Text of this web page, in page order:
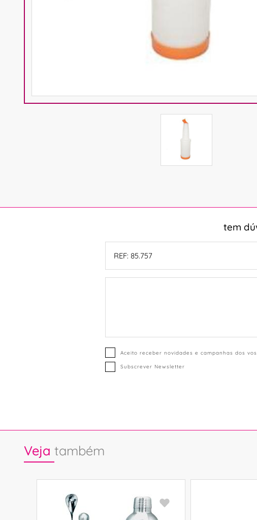
tem
Aceito receber novidades e campanhas dos
Subscrever Newsletter
Veja também